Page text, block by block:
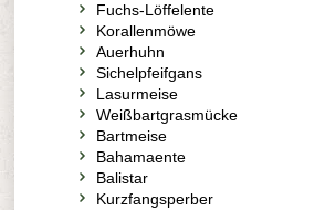
Fuchs-Löffelente
Korallenmöwe
Auerhuhn
Sichelpfeifgans
Lasurmeise
Weißbartgrasmücke
Bartmeise
Bahamaente
Balistar
Kurzfangsperber